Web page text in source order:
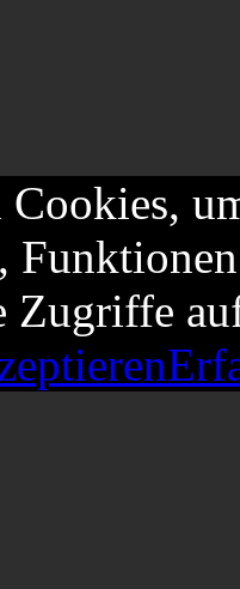
Zugriffe